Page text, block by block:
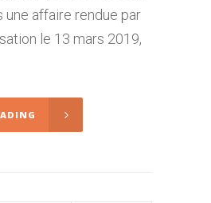
affaire rendue par
le 13 mars 2019,